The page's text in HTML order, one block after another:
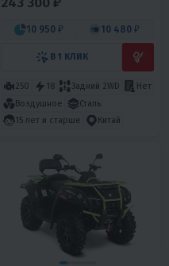
10 950 ₽ 10 480 ₽
В 1 КЛИК
250 18 Задний 2WD
Нет
Воздушное
Сталь
15 лет и старше
Китай